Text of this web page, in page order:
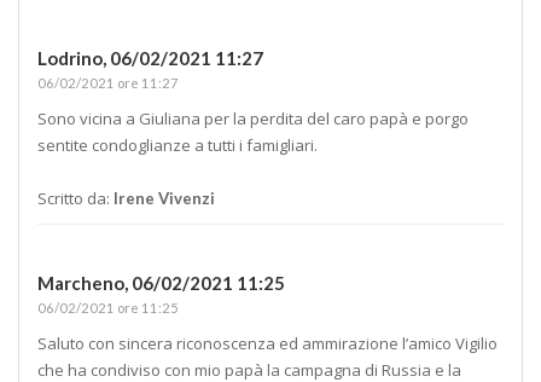
Lodrino, 06/02/2021 11:27
06/02/2021 ore 11:27
Sono vicina a Giuliana per la perdita del caro papà e porgo
sentite condoglianze a tutti i famigliari.
Scritto da: Irene Vivenzi
Marcheno, 06/02/2021 11:25
06/02/2021 ore 11:25
Saluto con sincera riconoscenza ed ammirazione l’amico Vigilio
che ha condiviso con mio papà la campagna di Russia e la